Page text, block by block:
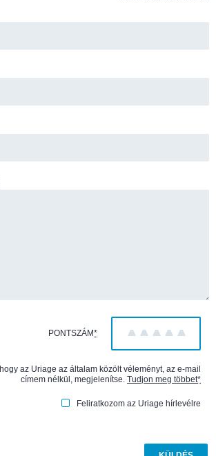
PONTSZÁM* 5
4
3
2
1
az Uriage az általam közölt véleményt, az e-mail
címem nélkül, megjelenítse.Tudjon meg többet*
Feliratkozom az Uriage hírlevélre